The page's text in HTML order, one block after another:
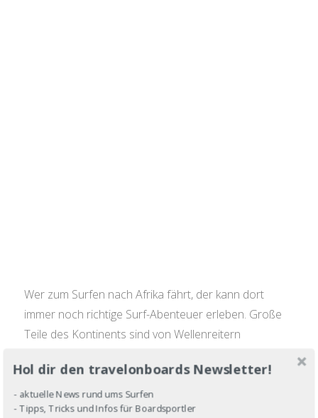
Wer zum Surfen nach Afrika fährt, der kann dort
immer noch richtige Surf-Abenteuer erleben. Große
Teile des Kontinents sind von Wellenreitern
nahezu leer. Wenn du aber nicht so ganz der
Abenteuer-Typ bist und deinen Surftrip lieber
entspannt angehen möchtest, dann habe ich den
Hol dir den travelonboards Newsletter!
- aktuelle News rund ums Surfen
- Tipps, Tricks und Infos für Boardsportler